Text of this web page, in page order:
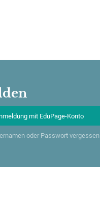
mit EduPage-Konto
oder Passwort vergessen